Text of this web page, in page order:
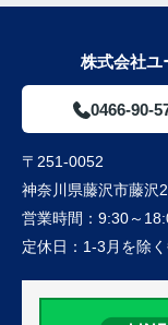
株式会社
0466-90-
〒251-0052
神奈川県藤沢市藤沢
営業時間： 9:30～
定休日： 1-3月を除